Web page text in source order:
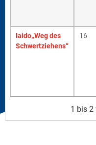
Iaido„Weg des
Schwertziehens“
16
1 bis 2